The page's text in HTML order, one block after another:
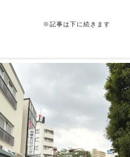
※記事は下に続きます